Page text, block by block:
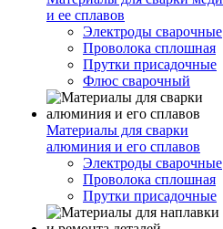
и ее сплавов
Электроды сварочные
Проволока сплошная
Прутки присадочные
Флюс сварочный
Материалы для сварки
алюминия и его сплавов
Электроды сварочные
Проволока сплошная
Прутки присадочные